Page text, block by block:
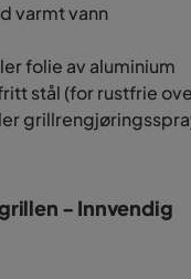
varmt vann
folie av aluminium
stål (for rustfrie
- Innvendig